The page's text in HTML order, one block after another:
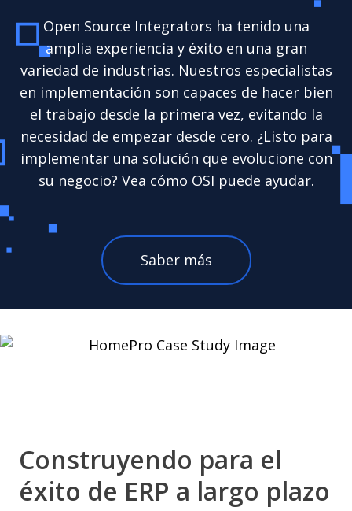
Open Source Integrators ha tenido una
amplia experiencia y éxito en una gran
variedad de industrias. Nuestros especialistas
en implementación son capaces de hacer bien
el trabajo desde la primera vez, evitando la
necesidad de empezar desde cero. ¿Listo para
implementar una solución que evolucione con
su negocio? Vea cómo OSI puede ayudar.
Saber más
Construyendo para el
éxito de ERP a largo plazo